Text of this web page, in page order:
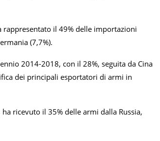
il 49% delle importazioni
(7,7%).
2014-2018, con il 28%, seguita da Cina
dei principali esportatori di armi in
ricevuto il 35% delle armi dalla Russia,